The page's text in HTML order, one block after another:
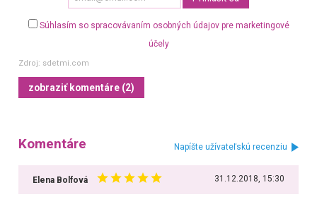
Súhlasím so spracovávaním osobných údajov pre marketingové
účely
Zdroj: sdetmi.com
zobraziť komentáre (2)
Komentáre Napíšte užívateľskú recenziu
Elena Bolfová 31.12.2018, 15:30